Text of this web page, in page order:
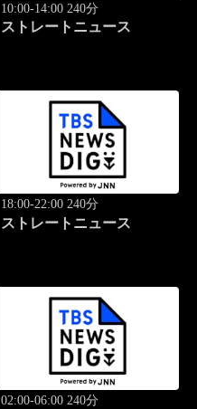
10:00-14:00 240分
ストレートニュース
18:00-22:00 240分
ストレートニュース
02:00-06:00 240分